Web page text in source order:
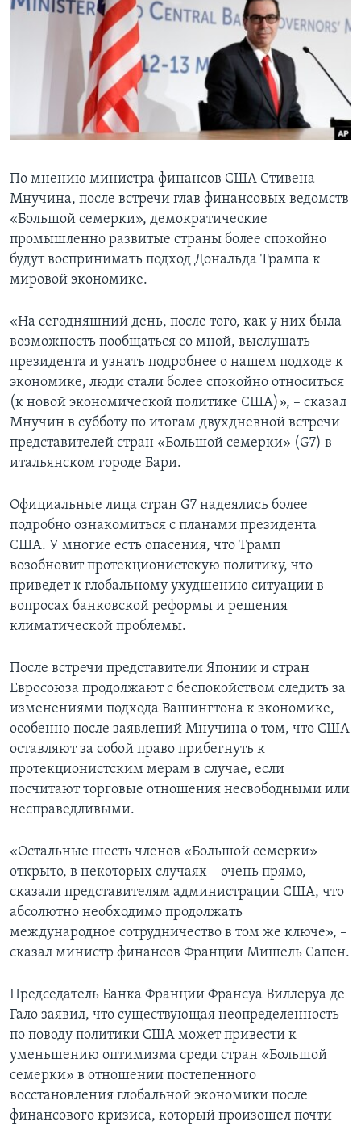
Learning English
СОЦИАЛЬНЫЕ СЕТИ
По мнению министра финансов США Стивена
Мнучина, после встречи глав финансовых ведомств
«Большой семерки», демократические
промышленно развитые страны более спокойно
будут воспринимать подход Дональда Трампа к
мировой экономике.
«На сегодняшний день, после того, как у них была
возможность пообщаться со мной, выслушать
президента и узнать подробнее о нашем подходе к
экономике, люди стали более спокойно относиться
(к новой экономической политике США)», – сказал
Мнучин в субботу по итогам двухдневной встречи
представителей стран «Большой семерки» (G7) в
итальянском городе Бари.
Официальные лица стран G7 надеялись более
подробно ознакомиться с планами президента
США. У многие есть опасения, что Трамп
возобновит протекционистскую политику, что
приведет к глобальному ухудшению ситуации в
вопросах банковской реформы и решения
климатической проблемы.
После встречи представители Японии и стран
Евросоюза продолжают с беспокойством следить за
изменениями подхода Вашингтона к экономике,
особенно после заявлений Мнучина о том, что США
оставляют за собой право прибегнуть к
протекционистским мерам в случае, если
посчитают торговые отношения несвободными или
несправедливыми.
«Остальные шесть членов «Большой семерки»
открыто, в некоторых случаях – очень прямо,
сказали представителям администрации США, что
абсолютно необходимо продолжать
международное сотрудничество в том же ключе», –
сказал министр финансов Франции Мишель Сапен.
Председатель Банка Франции Франсуа Виллеруа де
Гало заявил, что существующая неопределенность
по поводу политики США может привести к
уменьшению оптимизма среди стран «Большой
семерки» в отношении постепенного
восстановления глобальной экономики после
финансового кризиса, который произошел почти